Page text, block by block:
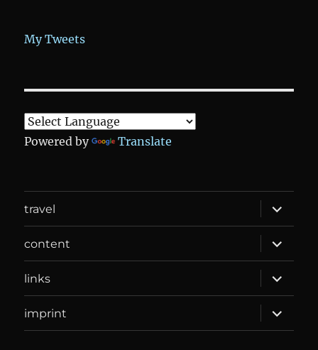
My Tweets
Powered by Translate
travel
expand
child
menu
content
expand
child
menu
links
expand
child
menu
imprint
expand
child
menu